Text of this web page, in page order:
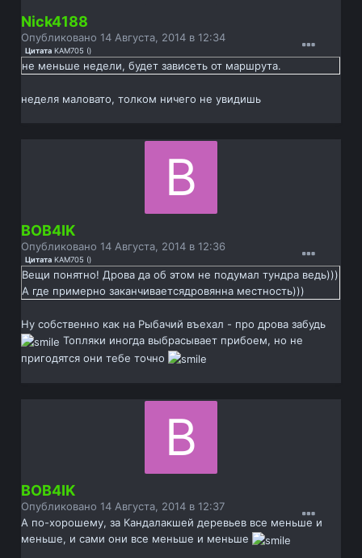
Nick4188
Опубликовано14 Августа, 2014 в 12:34
Цитата KAM705 ()
не меньше недели, будет зависеть от маршрута.
неделя маловато, толком ничего не увидишь
BOB4IK
Опубликовано14 Августа, 2014 в 12:36
Цитата KAM705 ()
Вещи понятно! Дрова да об этом не подумал тундра ведь)))
А где примерно заканчиваетсядровянна местность)))
Ну собственно как на Рыбачий въехал - про дрова забудь
Топляки иногда выбрасывает прибоем, но не
пригодятся они тебе точно
BOB4IK
Опубликовано14 Августа, 2014 в 12:37
А по-хорошему, за Кандалакшей деревьев все меньше и
меньше, и сами они все меньше и меньше